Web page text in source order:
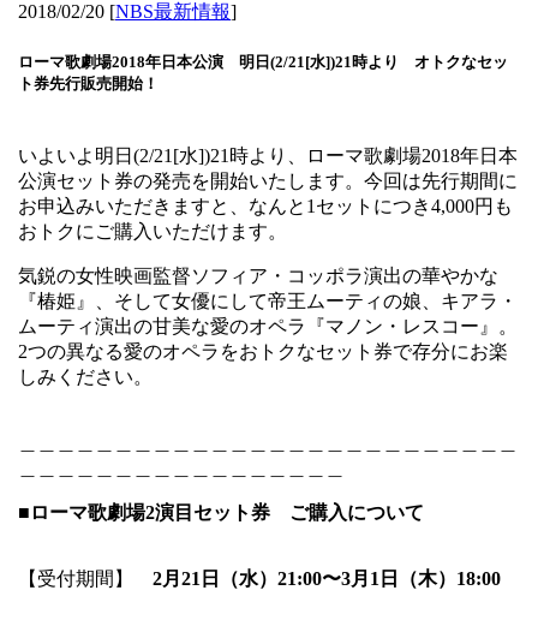
2018/02/20 [NBS最新情報]
ローマ歌劇場2018年日本公演 明日(2/21[水])21時より オトクなセッ
ト券先行販売開始！
いよいよ明日(2/21[水])21時より、ローマ歌劇場2018年日本
公演セット券の発売を開始いたします。今回は先行期間に
お申込みいただきますと、なんと1セットにつき4,000円も
おトクにご購入いただけます。
気鋭の女性映画監督ソフィア・コッポラ演出の華やかな
『椿姫』、そして女優にして帝王ムーティの娘、キアラ・
ムーティ演出の甘美な愛のオペラ『マノン・レスコー』。
2つの異なる愛のオペラをおトクなセット券で存分にお楽
しみください。
■ローマ歌劇場2演目セット券 ご購入について
【受付期間】 2月21日（水）21:00〜3月1日（木） 18:00